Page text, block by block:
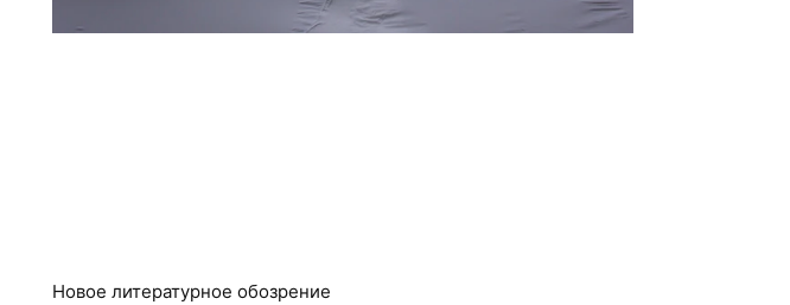
Новое литературное обозрение